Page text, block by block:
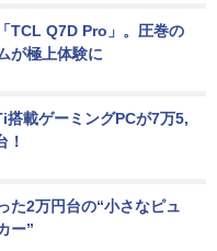
TCL Q7D Pro」。圧巻の
が極上体験に
搭載ゲーミングPCが7万5,
！
た2万円台の“小さなピュ
ー”